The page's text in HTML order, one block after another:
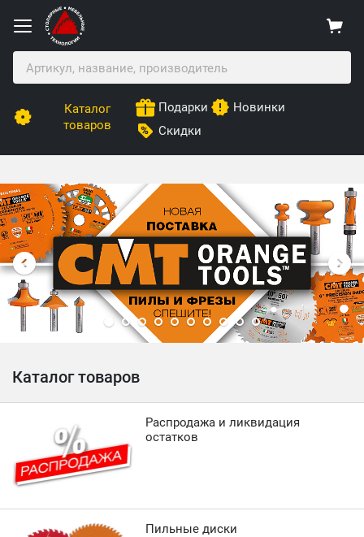
Каталог
товаров
Подарки
Новинки
Скидки
Столярные Мебельные Технологии
Каталог товаров
Распродажа и ликвидация
остатков
Пильные диски